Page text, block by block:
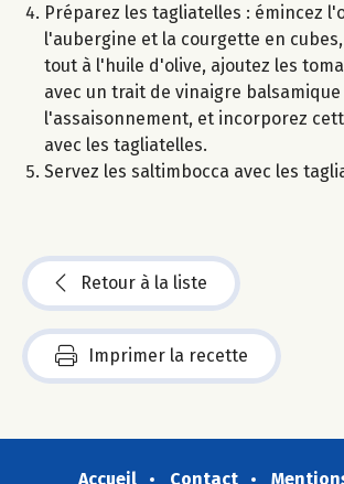
Préparez les tagliatelles : émincez
l'aubergine et la courgette en
tout à l'huile d'olive, ajoutez les
avec un trait de vinaigre balsamique
l'assaisonnement, et incorporez
avec les tagliatelles.
Servez les saltimbocca avec les
Retour à la liste
Imprimer la recette
Accueil Contact